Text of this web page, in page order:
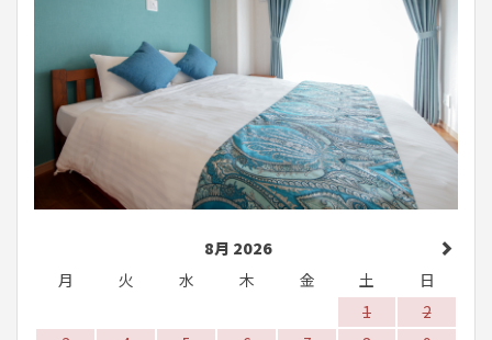
8月 2026
月
火 水 木 金 土
日
1
2